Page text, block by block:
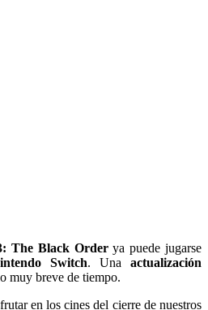
The Black Orderya puede jugarse
Switch. Unaactualización
muy breve de tiempo.
en los cines del cierre de nuestros